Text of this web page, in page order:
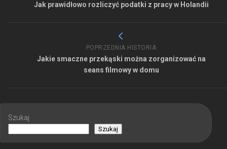
Jak prawidłowo rozliczyć podatki z pracy w Holandii
POPRZEDNIA HISTORIA
Jakie smaczne przekąski można zorganizować na
seans filmowy w domu
Szukaj
Szukaj